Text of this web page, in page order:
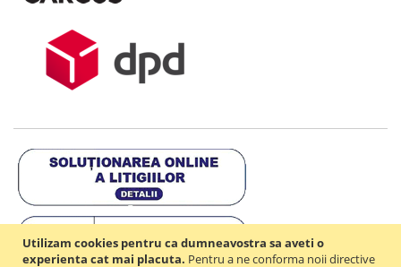
Utilizam cookies pentru ca dumneavostra sa aveti o
experienta cat mai placuta. Pentru a ne conforma noii directive